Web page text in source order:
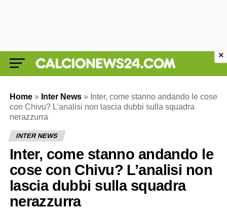
Home » Inter News » Inter, come stanno andando le cose
con Chivu? L’analisi non lascia dubbi sulla squadra
nerazzurra
INTER NEWS
Inter, come stanno andando le
cose con Chivu? L’analisi non
lascia dubbi sulla squadra
nerazzurra
×